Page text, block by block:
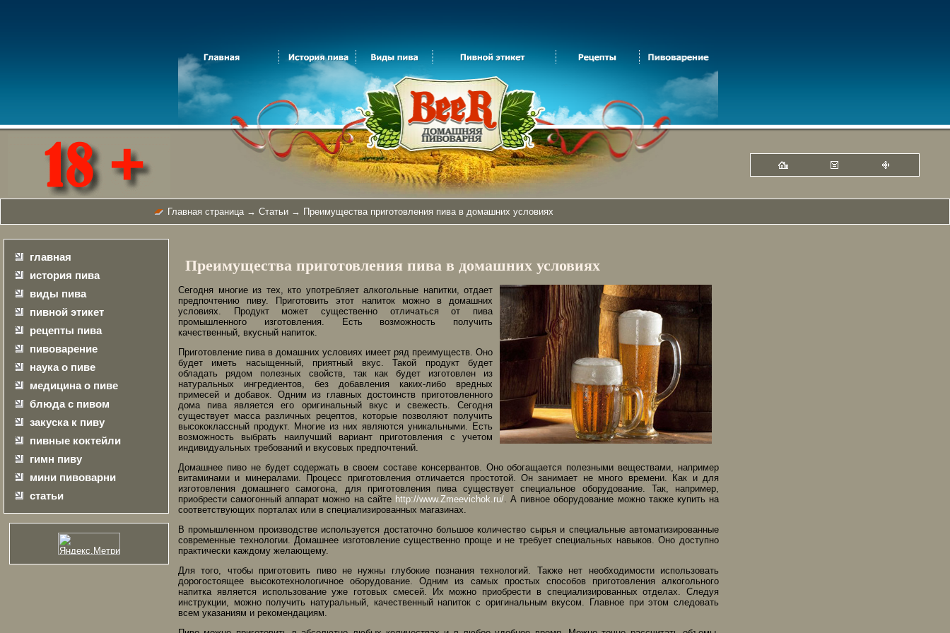
Главная страница→ Статьи → Преимущества приготовления пива в домашних условиях
главная
история пива
виды пива
пивной этикет
рецепты пива
пивоварение
наука о пиве
медицина о пиве
блюда с пивом
закуска к пиву
пивные коктейли
гимн пиву
мини пивоварни
статьи
Преимущества приготовления пива в домашних условиях
Сегодня многие из тех, кто употребляет алкогольные напитки, отдает
предпочтению пиву. Приготовить этот напиток можно в домашних
условиях. Продукт может существенно отличаться от пива
промышленного изготовления. Есть возможность получить
качественный, вкусный напиток.
Приготовление пива в домашних условиях имеет ряд преимуществ. Оно
будет иметь насыщенный, приятный вкус. Такой продукт будет
обладать рядом полезных свойств, так как будет изготовлен из
натуральных ингредиентов, без добавления каких-либо вредных
примесей и добавок. Одним из главных достоинств приготовленного
дома пива является его оригинальный вкус и свежесть. Сегодня
существует масса различных рецептов, которые позволяют получить
высококлассный продукт. Многие из них являются уникальными. Есть
возможность выбрать наилучший вариант приготовления с учетом
индивидуальных требований и вкусовых предпочтений.
Домашнее пиво не будет содержать в своем составе консервантов. Оно обогащается полезными веществами, например
витаминами и минералами. Процесс приготовления отличается простотой. Он занимает не много времени. Как и для
изготовления домашнего самогона, для приготовления пива существует специальное оборудование. Так, например,
приобрести самогонный аппарат можно на сайте http://www.Zmeevichok.ru/. А пивное оборудование можно также купить на
соответствующих порталах или в специализированных магазинах.
В промышленном производстве используется достаточно большое количество сырья и специальные автоматизированные
современные технологии. Домашнее изготовление существенно проще и не требует специальных навыков. Оно доступно
практически каждому желающему.
Для того, чтобы приготовить пиво не нужны глубокие познания технологий. Также нет необходимости использовать
дорогостоящее высокотехнологичное оборудование. Одним из самых простых способов приготовления алкогольного
напитка является использование уже готовых смесей. Их можно приобрести в специализированных отделах. Следуя
инструкции, можно получить натуральный, качественный напиток с оригинальным вкусом. Главное при этом следовать
всем указаниям и рекомендациям.